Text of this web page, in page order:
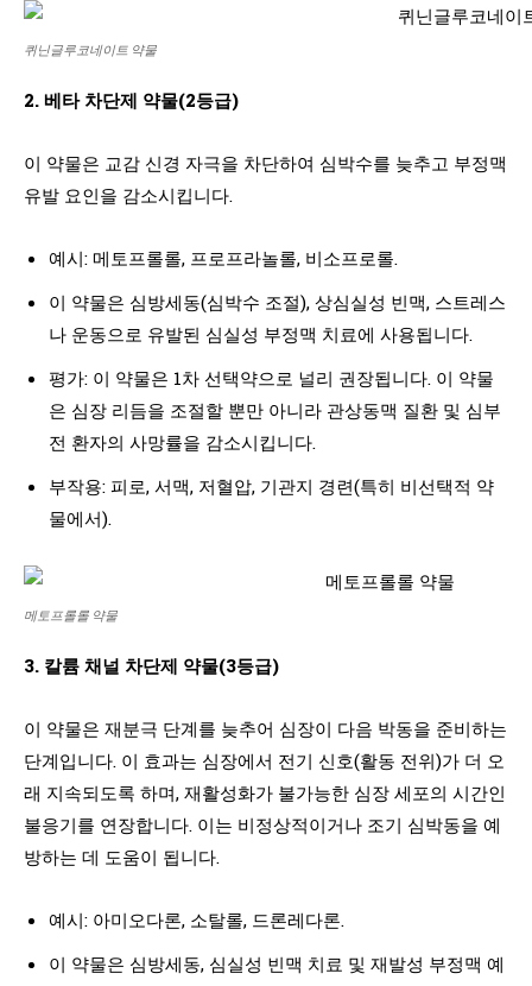
퀴닌글루코네이트 약물
2. 베타 차단제 약물(2등급)
이 약물은 교감 신경 자극을 차단하여 심박수를 늦추고 부정맥
유발 요인을 감소시킵니다.
예시: 메토프롤롤, 프로프라놀롤, 비소프로롤.
이 약물은 심방세동(심박수 조절), 상심실성 빈맥, 스트레스
나 운동으로 유발된 심실성 부정맥 치료에 사용됩니다.
평가: 이 약물은 1차 선택약으로 널리 권장됩니다. 이 약물
은 심장 리듬을 조절할 뿐만 아니라 관상동맥 질환 및 심부
전 환자의 사망률을 감소시킵니다.
부작용: 피로, 서맥, 저혈압, 기관지 경련(특히 비선택적 약
물에서).
메토프롤롤 약물
3. 칼륨 채널 차단제 약물(3등급)
이 약물은 재분극 단계를 늦추어 심장이 다음 박동을 준비하는
단계입니다. 이 효과는 심장에서 전기 신호(활동 전위)가 더 오
래 지속되도록 하며, 재활성화가 불가능한 심장 세포의 시간인
불응기를 연장합니다. 이는 비정상적이거나 조기 심박동을 예
방하는 데 도움이 됩니다.
예시: 아미오다론, 소탈롤, 드론레다론.
이 약물은 심방세동, 심실성 빈맥 치료 및 재발성 부정맥 예